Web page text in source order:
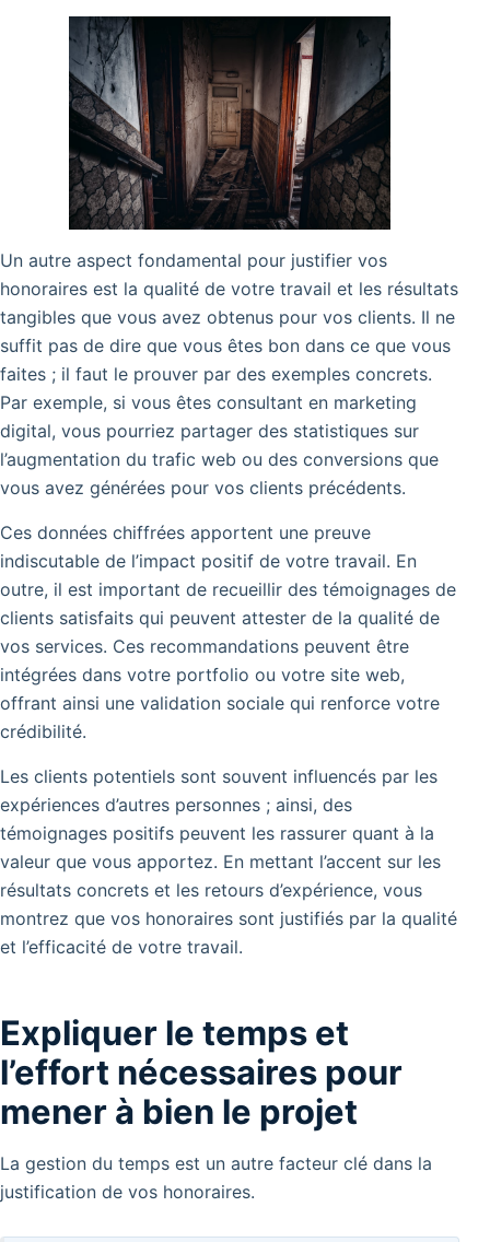
Un autre aspect fondamental pour justifier vos
honoraires est la qualité de votre travail et les résultats
tangibles que vous avez obtenus pour vos clients. Il ne
suffit pas de dire que vous êtes bon dans ce que vous
faites ; il faut le prouver par des exemples concrets.
Par exemple, si vous êtes consultant en marketing
digital, vous pourriez partager des statistiques sur
l’augmentation du trafic web ou des conversions que
vous avez générées pour vos clients précédents.
Ces données chiffrées apportent une preuve
indiscutable de l’impact positif de votre travail. En
outre, il est important de recueillir des témoignages de
clients satisfaits qui peuvent attester de la qualité de
vos services. Ces recommandations peuvent être
intégrées dans votre portfolio ou votre site web,
offrant ainsi une validation sociale qui renforce votre
crédibilité.
Les clients potentiels sont souvent influencés par les
expériences d’autres personnes ; ainsi, des
témoignages positifs peuvent les rassurer quant à la
valeur que vous apportez. En mettant l’accent sur les
résultats concrets et les retours d’expérience, vous
montrez que vos honoraires sont justifiés par la qualité
et l’efficacité de votre travail.
Expliquer le temps et
l’effort nécessaires pour
mener à bien le projet
La gestion du temps est un autre facteur clé dans la
justification de vos honoraires.